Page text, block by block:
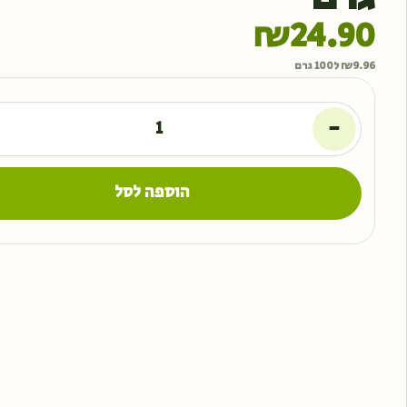
₪24.90
₪9.96 ל100 גרם
-
הוספה לסל